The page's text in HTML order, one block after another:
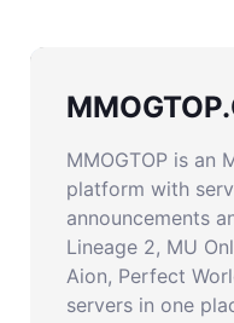
MMOGTOP is an
platform with
announcements
Lineage 2, MU
Aion, Perfect
servers in one